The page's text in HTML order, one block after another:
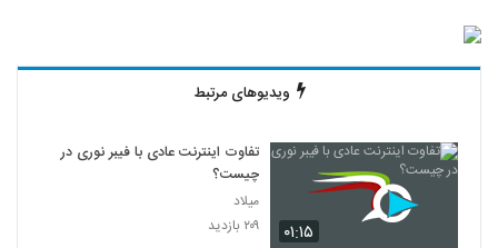
ویدیوهای مرتبط
۰۱:۱۵
تفاوت اینترنت عادی با فیبر نوری در
چیست؟
میلاد
۲۰۹ بازدید